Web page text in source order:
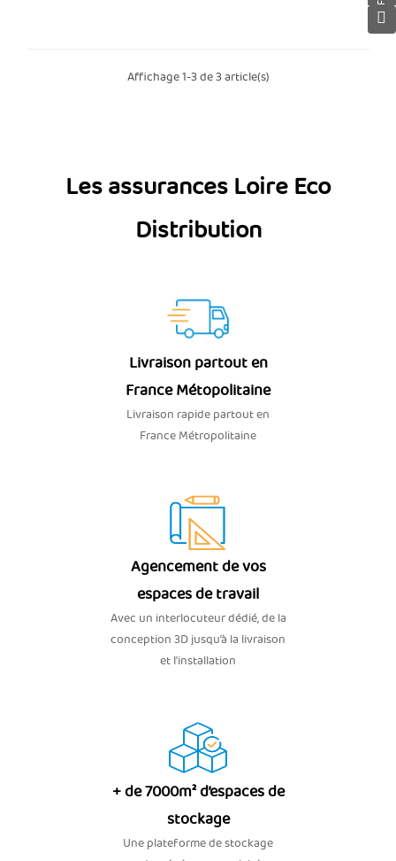
Affichage 1-3 de 3 article(s)
Les assurances Loire Eco
Distribution
Livraison partout en
France Métopolitaine
Livraison rapide partout en
France Métropolitaine
Agencement de vos
espaces de travail
Avec un interlocuteur dédié, de la
conception 3D jusqu’à la livraison
et l'installation
+ de 7000m² d’espaces de
stockage
Une plateforme de stockage